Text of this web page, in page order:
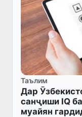
Таълим
Дар
санҷиши IQ
муайян